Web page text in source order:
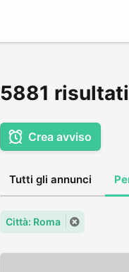
5881
Crea avviso
Tutti gli annunci
Città: Roma